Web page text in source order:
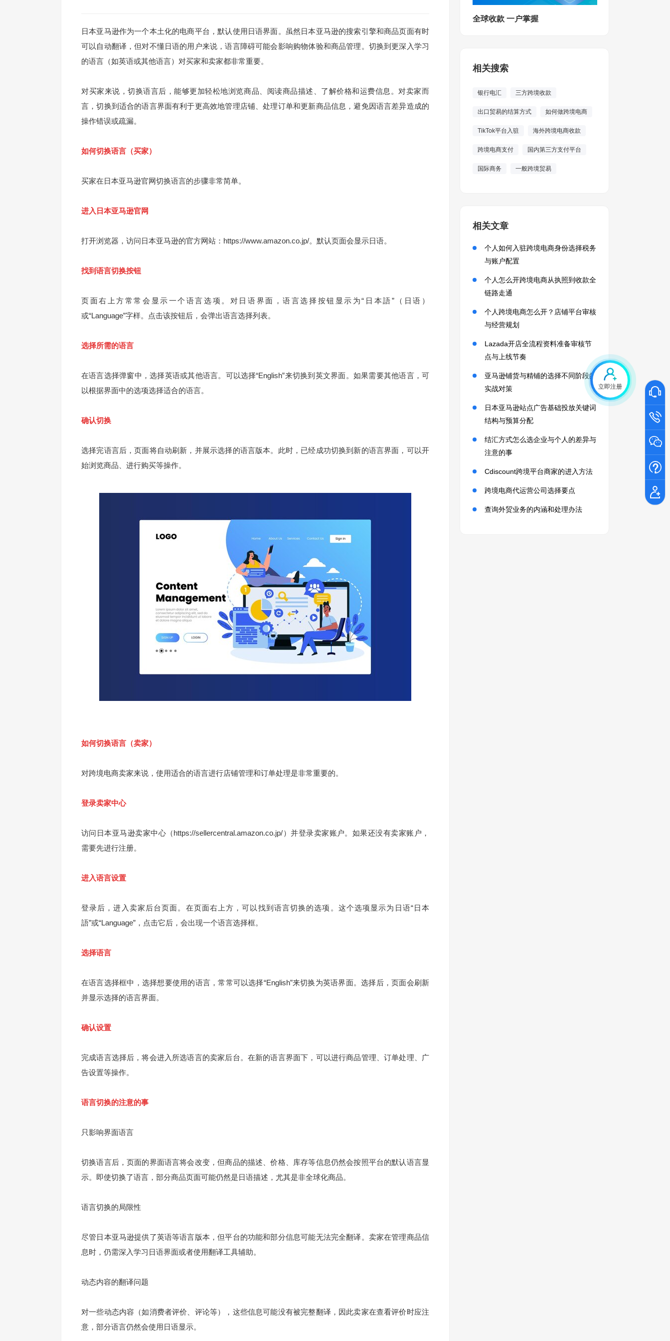
立即注册
日本亚马逊作为一个本土化的电商平台，默认使用日语界面。虽然日本亚马逊的搜索引擎和商品页面有时
可以自动翻译，但对不懂日语的用户来说，语言障碍可能会影响购物体验和商品管理。切换到更深入学习
的语言（如英语或其他语言）对买家和卖家都非常重要。
对买家来说，切换语言后，能够更加轻松地浏览商品、阅读商品描述、了解价格和运费信息。对卖家而
言，切换到适合的语言界面有利于更高效地管理店铺、处理订单和更新商品信息，避免因语言差异造成的
操作错误或疏漏。
如何切换语言（买家）
买家在日本亚马逊官网切换语言的步骤非常简单。
进入日本亚马逊官网
打开浏览器，访问日本亚马逊的官方网站：https://www.amazon.co.jp/。默认页面会显示日语。
找到语言切换按钮
页面右上方常常会显示一个语言选项。对日语界面，语言选择按钮显示为“日本語”（日语）
或“Language”字样。点击该按钮后，会弹出语言选择列表。
选择所需的语言
在语言选择弹窗中，选择英语或其他语言。可以选择“English”来切换到英文界面。如果需要其他语言，可
以根据界面中的选项选择适合的语言。
确认切换
选择完语言后，页面将自动刷新，并展示选择的语言版本。此时，已经成功切换到新的语言界面，可以开
始浏览商品、进行购买等操作。
如何切换语言（卖家）
对跨境电商卖家来说，使用适合的语言进行店铺管理和订单处理是非常重要的。
登录卖家中心
访问日本亚马逊卖家中心（https://sellercentral.amazon.co.jp/）并登录卖家账户。如果还没有卖家账户，
需要先进行注册。
进入语言设置
登录后，进入卖家后台页面。在页面右上方，可以找到语言切换的选项。这个选项显示为日语“日本
語”或“Language”，点击它后，会出现一个语言选择框。
选择语言
在语言选择框中，选择想要使用的语言，常常可以选择“English”来切换为英语界面。选择后，页面会刷新
并显示选择的语言界面。
确认设置
完成语言选择后，将会进入所选语言的卖家后台。在新的语言界面下，可以进行商品管理、订单处理、广
告设置等操作。
语言切换的注意的事
只影响界面语言
切换语言后，页面的界面语言将会改变，但商品的描述、价格、库存等信息仍然会按照平台的默认语言显
示。即使切换了语言，部分商品页面可能仍然是日语描述，尤其是非全球化商品。
语言切换的局限性
尽管日本亚马逊提供了英语等语言版本，但平台的功能和部分信息可能无法完全翻译。卖家在管理商品信
息时，仍需深入学习日语界面或者使用翻译工具辅助。
动态内容的翻译问题
对一些动态内容（如消费者评价、评论等），这些信息可能没有被完整翻译，因此卖家在查看评价时应注
意，部分语言仍然会使用日语显示。
全球收款 一户掌握
相关搜索
银行电汇 三方跨境收款
出口贸易的结算方式 如何做跨境电商
TikTok平台入驻 海外跨境电商收款
跨境电商支付 国内第三方支付平台
国际商务 一般跨境贸易
相关文章
个人如何入驻跨境电商身份选择税务
与账户配置
个人怎么开跨境电商从执照到收款全
链路走通
个人跨境电商怎么开？店铺平台审核
与经营规划
Lazada开店全流程资料准备审核节
点与上线节奏
亚马逊铺货与精铺的选择不同阶段的
实战对策
日本亚马逊站点广告基础投放关键词
结构与预算分配
结汇方式怎么选企业与个人的差异与
注意的事
Cdiscount跨境平台商家的进入方法
跨境电商代运营公司选择要点
查询外贸业务的内涵和处理办法